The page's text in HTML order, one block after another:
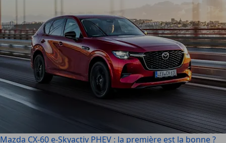
Mazda CX-60 e-Skyactiv PHEV : la première est la bonne ?